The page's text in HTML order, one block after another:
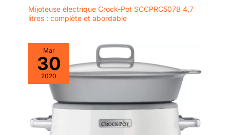
Mijoteuse électrique Crock-Pot SCCPRC507B 4,7
litres : complète et abordable
Mar
30
2020